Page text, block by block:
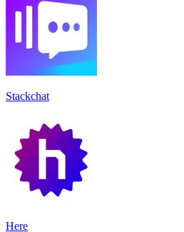
Stackchat
Here